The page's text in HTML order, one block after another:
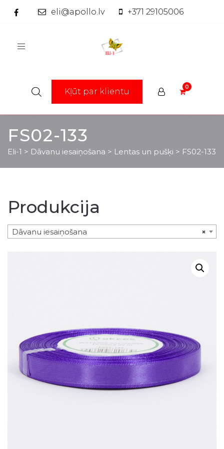
eli@apollo.lv +371 29105006
Toggle
Kļūt par klientu
FS02-133
Eli-1 > Dāvanu iesaiņošana > Lentas un pušķi > FS02-133
Produkcija
×
Dāvanu iesaiņošana